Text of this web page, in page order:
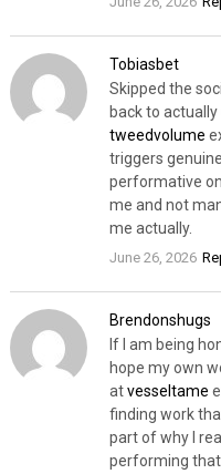
Tobiasbet
Skipped the
back to
tweedvolume
triggers
performative
me and not
me actually.
June 26, 2026
Brendonshugs
If I am being
hope my own
atvesseltame
finding work
part of why I
performing